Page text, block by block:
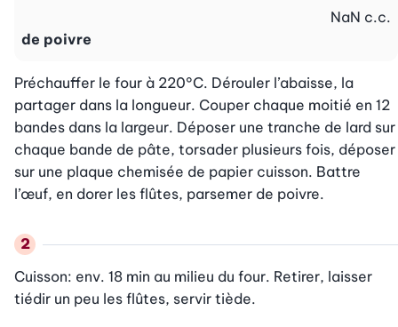
de poivre
NaN c.c.
Préchauffer le four à 220°C. Dérouler l’abaisse, la
partager dans la longueur. Couper chaque moitié en 12
bandes dans la largeur. Déposer une tranche de lard sur
chaque bande de pâte, torsader plusieurs fois, déposer
sur une plaque chemisée de papier cuisson. Battre
l’œuf, en dorer les flûtes, parsemer de poivre.
Cuisson: env. 18 min au milieu du four. Retirer, laisser
tiédir un peu les flûtes, servir tiède.